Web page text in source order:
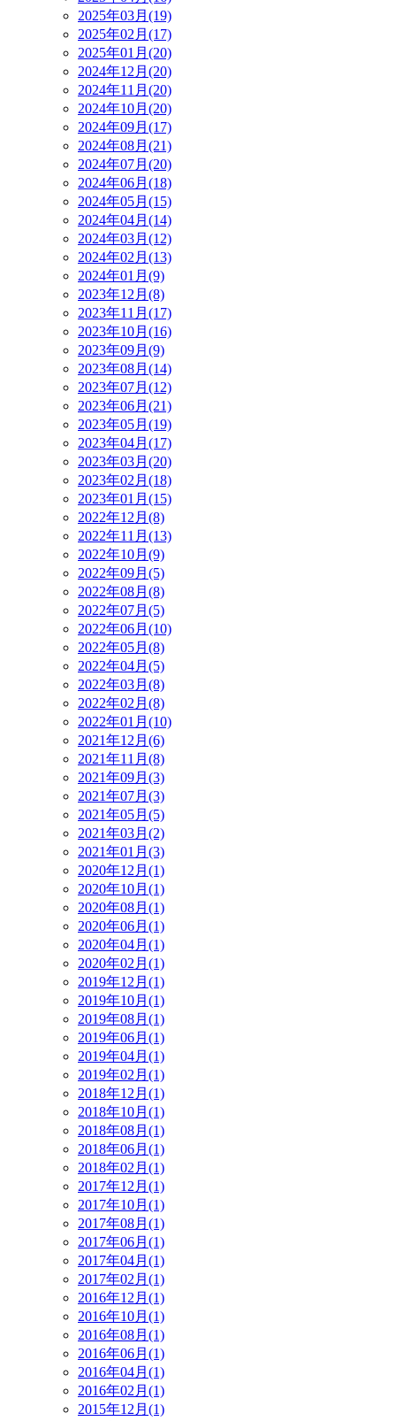
2025年03月(19)
2025年02月(17)
2025年01月(20)
2024年12月(20)
2024年11月(20)
2024年10月(20)
2024年09月(17)
2024年08月(21)
2024年07月(20)
2024年06月(18)
2024年05月(15)
2024年04月(14)
2024年03月(12)
2024年02月(13)
2024年01月(9)
2023年12月(8)
2023年11月(17)
2023年10月(16)
2023年09月(9)
2023年08月(14)
2023年07月(12)
2023年06月(21)
2023年05月(19)
2023年04月(17)
2023年03月(20)
2023年02月(18)
2023年01月(15)
2022年12月(8)
2022年11月(13)
2022年10月(9)
2022年09月(5)
2022年08月(8)
2022年07月(5)
2022年06月(10)
2022年05月(8)
2022年04月(5)
2022年03月(8)
2022年02月(8)
2022年01月(10)
2021年12月(6)
2021年11月(8)
2021年09月(3)
2021年07月(3)
2021年05月(5)
2021年03月(2)
2021年01月(3)
2020年12月(1)
2020年10月(1)
2020年08月(1)
2020年06月(1)
2020年04月(1)
2020年02月(1)
2019年12月(1)
2019年10月(1)
2019年08月(1)
2019年06月(1)
2019年04月(1)
2019年02月(1)
2018年12月(1)
2018年10月(1)
2018年08月(1)
2018年06月(1)
2018年02月(1)
2017年12月(1)
2017年10月(1)
2017年08月(1)
2017年06月(1)
2017年04月(1)
2017年02月(1)
2016年12月(1)
2016年10月(1)
2016年08月(1)
2016年06月(1)
2016年04月(1)
2016年02月(1)
2015年12月(1)